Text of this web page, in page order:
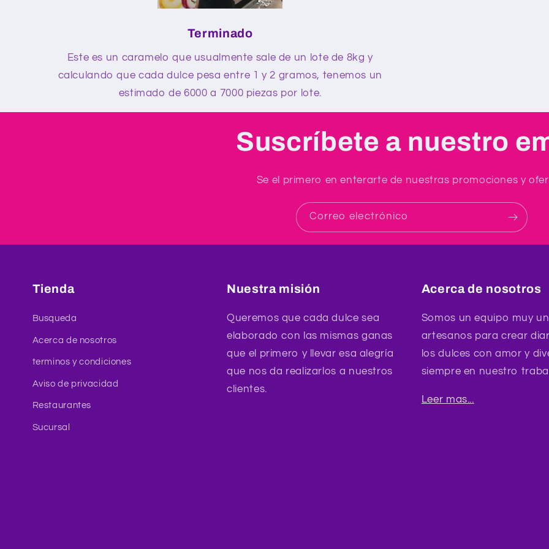
Terminado
Este es un caramelo que usualmente sale de un lote de 8kg y
calculando que cada dulce pesa entre 1 y 2 gramos, tenemos un
estimado de 6000 a 7000 piezas por lote.
Suscríbete a nuestro
Se el primero en enterarte de nuestras promociones y
Correo electrónico
Tienda
Busqueda
Acerca de nosotros
terminos y condiciones
Aviso de privacidad
Restaurantes
Sucursal
Nuestra misión
Queremos que cada dulce sea
elaborado con las mismas ganas
que el primero y llevar esa alegría
que nos da realizarlos a nuestros
clientes.
Acerca de nosotros
Somos un equipo muy
artesanos para crear
los dulces con amor y
siempre en nuestro
Leer mas...